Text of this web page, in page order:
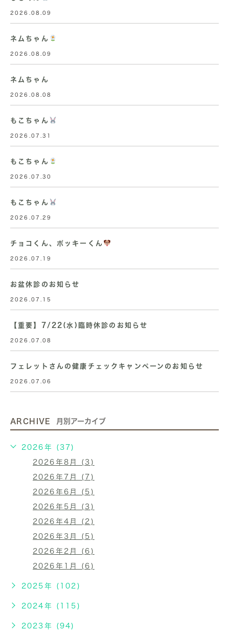
2026.08.09
ネムちゃん
2026.08.09
ネムちゃん
2026.08.08
もこちゃん
2026.07.31
もこちゃん
2026.07.30
もこちゃん
2026.07.29
チョコくん、ポッキーくん
2026.07.19
お盆休診のお知らせ
2026.07.15
【重要】7/22(水)臨時休診のお知らせ
2026.07.08
フェレットさんの健康チェックキャンペーンのお知らせ
2026.07.06
ARCHIVE 月別アーカイブ
2026年 (37)
2026年8月 (3)
2026年7月 (7)
2026年6月 (5)
2026年5月 (3)
2026年4月 (2)
2026年3月 (5)
2026年2月 (6)
2026年1月 (6)
2025年 (102)
2024年 (115)
2023年 (94)